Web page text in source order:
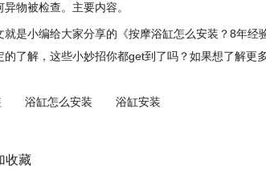
物被检查。主要内容。
就是小编给大家分享的《按摩浴缸怎么安装？8年
的了解，这些小妙招你都get到了吗？如果想了解更
浴缸怎么安装 浴缸安装
收藏